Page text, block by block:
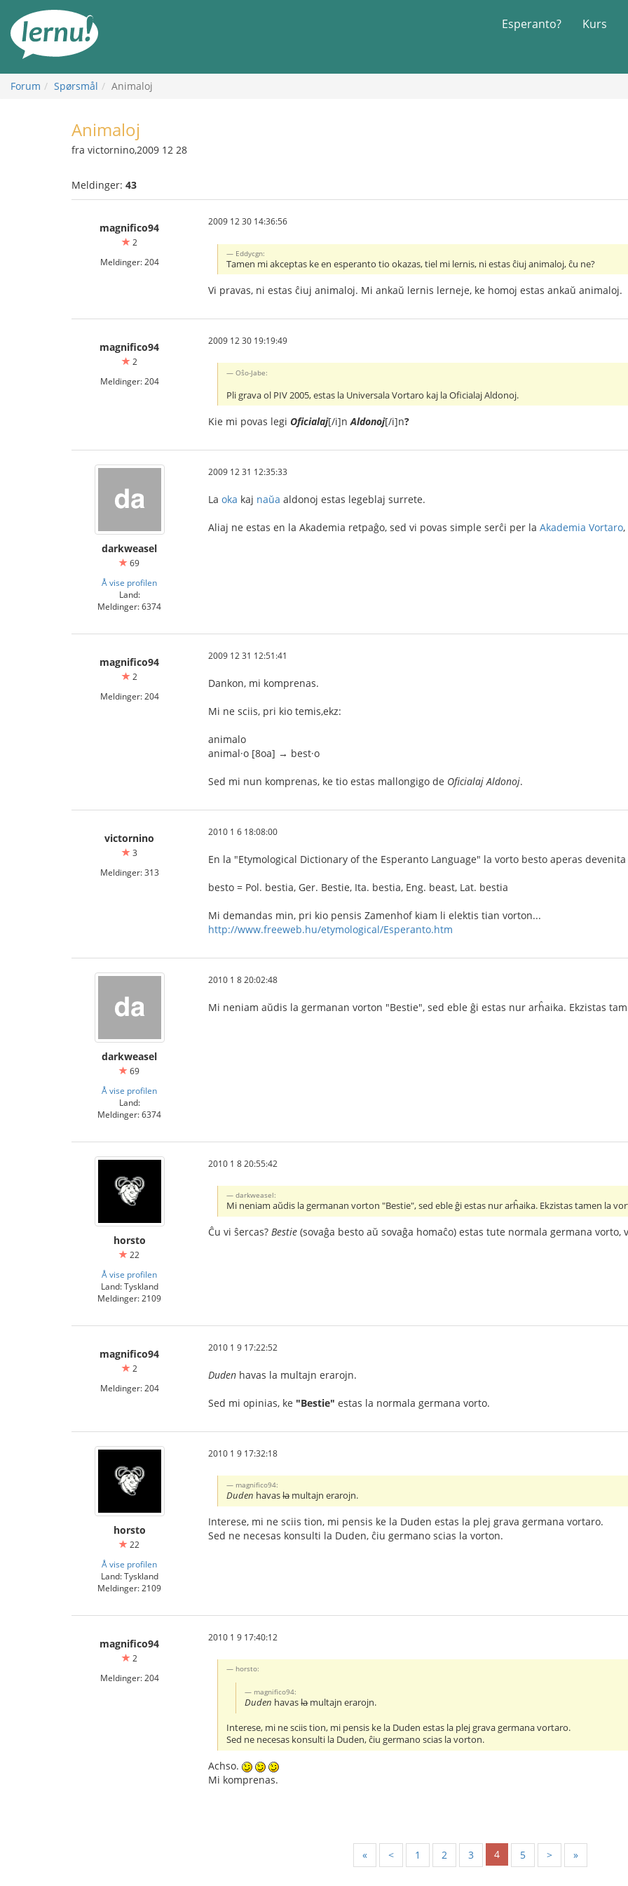
innholdet
Esperanto? Kurs
Forum Spørsmål Animaloj
Animaloj
fra victornino,2009 12 28
Meldinger: 43
magnifico94
2
Meldinger: 204
2009 12 30 14:36:56
Eddycgn:
Tamen mi akceptas ke en esperanto tio okazas, tiel mi lernis, ni estas ĉiuj animaloj, ĉu ne?
Vi pravas, ni estas ĉiuj animaloj. Mi ankaŭ lernis lerneje, ke homoj estas ankaŭ animaloj.
magnifico94
2
Meldinger: 204
2009 12 30 19:19:49
Oŝo-Jabe:
Pli grava ol PIV 2005, estas la Universala Vortaro kaj la Oficialaj Aldonoj.
Kie mi povas legi Oficialaj[/i]n Aldonoj[/i]n?
darkweasel
69
Å vise profilen
Land:
Meldinger: 6374
2009 12 31 12:35:33
La oka kaj naŭa aldonoj estas legeblaj surrete.
Aliaj ne estas en la Akademia retpaĝo, sed vi povas simple serĉi per la Akademia Vortaro
magnifico94
2
Meldinger: 204
2009 12 31 12:51:41
Dankon, mi komprenas.
Mi ne sciis, pri kio temis,ekz:
animalo
animal·o [8oa] → best·o
Sed mi nun komprenas, ke tio estas mallongigo de Oficialaj Aldonoj.
victornino
3
Meldinger: 313
2010 1 6 18:08:00
En la "Etymological Dictionary of the Esperanto Language" la vorto besto aperas
besto = Pol. bestia, Ger. Bestie, Ita. bestia, Eng. beast, Lat. bestia
Mi demandas min, pri kio pensis Zamenhof kiam li elektis tian vorton...
http://www.freeweb.hu/etymological/Esperanto.htm
darkweasel
69
Å vise profilen
Land:
Meldinger: 6374
2010 1 8 20:02:48
Mi neniam aŭdis la germanan vorton "Bestie", sed eble ĝi estas nur arĥaika. Ekzistas
horsto
22
Å vise profilen
Land: Tyskland
Meldinger: 2109
2010 1 8 20:55:42
darkweasel:
Mi neniam aŭdis la germanan vorton "Bestie", sed eble ĝi estas nur arĥaika. Ekzistas tamen la
Ĉu vi ŝercas? Bestie (sovaĝa besto aŭ sovaĝa homaĉo) estas tute normala germana
magnifico94
2
Meldinger: 204
2010 1 9 17:22:52
Duden havas la multajn erarojn.
Sed mi opinias, ke "Bestie" estas la normala germana vorto.
horsto
22
Å vise profilen
Land: Tyskland
Meldinger: 2109
2010 1 9 17:32:18
magnifico94:
Duden havaslamultajn erarojn.
Interese, mi ne sciis tion, mi pensis ke la Duden estas la plej grava germana vortaro.
Sed ne necesas konsulti la Duden, ĉiu germano scias la vorton.
magnifico94
2
Meldinger: 204
2010 1 9 17:40:12
horsto:
magnifico94:
Duden havaslamultajn erarojn.
Interese, mi ne sciis tion, mi pensis ke la Duden estas la plej grava germana vortaro.
Sed ne necesas konsulti la Duden, ĉiu germano scias la vorton.
Achso.
Mi komprenas.
« < 1 2 3 4 5 > »